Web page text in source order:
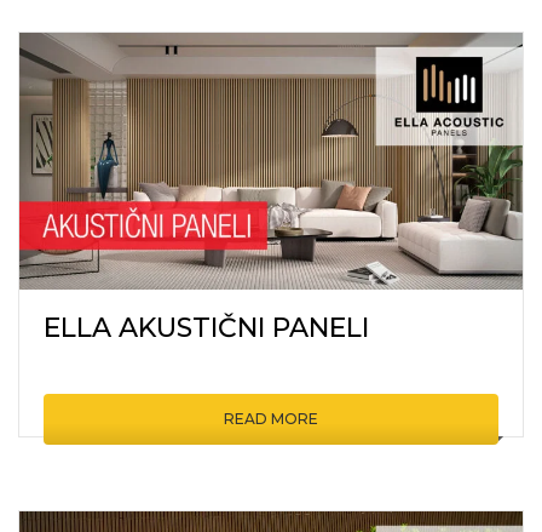
ELLA AKUSTIČNI PANELI
READ MORE